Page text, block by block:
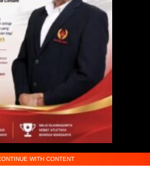
WITH CONTENT